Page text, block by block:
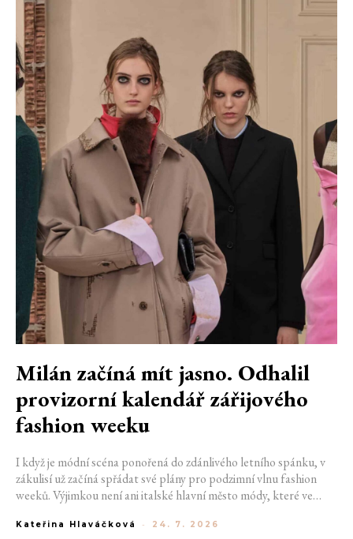
Milán začíná mít jasno. Odhalil
provizorní kalendář zářijového
fashion weeku
I když je módní scéna ponořená do zdánlivého letního spánku, v
zákulisí už začíná spřádat své plány pro podzimní vlnu fashion
weeků. Výjimkou není ani italské hlavní město módy, které ve
22. do 28. září přivítá tradiční jména, pozornost však zaměří
Kateřina Hlaváčková - 24. 7. 2026